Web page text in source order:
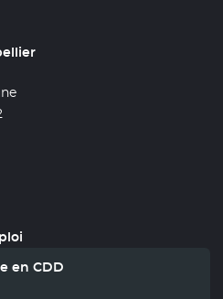
Youtube
sur Instagram
fenêtre
nous sur Linkedin
fenêtre
en CDD